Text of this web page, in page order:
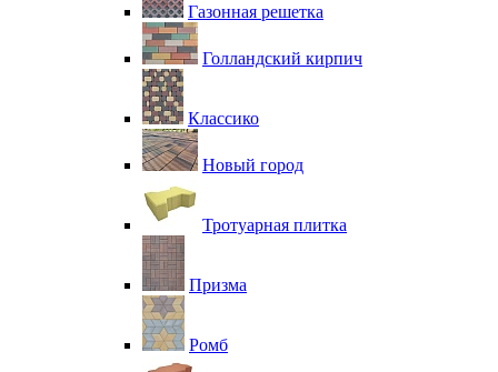
Газонная решетка
Голландский кирпич
Классико
Новый город
Тротуарная плитка
Призма
Ромб